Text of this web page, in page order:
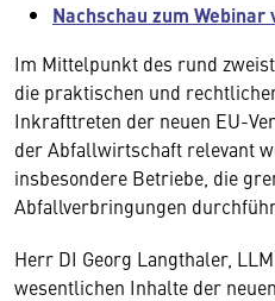
Nachschau zum Webinar
Im Mittelpunkt des rund
die praktischen und
Inkrafttreten der neuen EU-
der Abfallwirtschaft relevant
insbesondere Betriebe, die
Abfallverbringungen
Herr DI Georg Langthaler,
wesentlichen Inhalte der